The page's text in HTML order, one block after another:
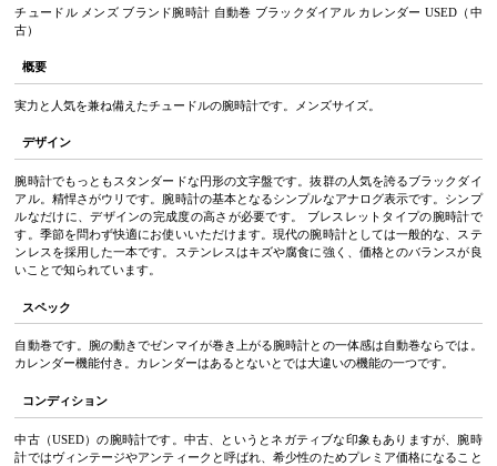
チュードル メンズ ブランド腕時計 自動巻 ブラックダイアル カレンダー USED（中
古）
概要
実力と人気を兼ね備えたチュードルの腕時計です。メンズサイズ。
デザイン
腕時計でもっともスタンダードな円形の文字盤です。抜群の人気を誇るブラックダイ
アル。精悍さがウリです。腕時計の基本となるシンプルなアナログ表示です。シンプ
ルなだけに、デザインの完成度の高さが必要です。 ブレスレットタイプの腕時計で
す。季節を問わず快適にお使いいただけます。現代の腕時計としては一般的な、ステ
ンレスを採用した一本です。ステンレスはキズや腐食に強く、価格とのバランスが良
いことで知られています。
スペック
自動巻です。腕の動きでゼンマイが巻き上がる腕時計との一体感は自動巻ならでは。
カレンダー機能付き。カレンダーはあるとないとでは大違いの機能の一つです。
コンディション
中古（USED）の腕時計です。中古、というとネガティブな印象もありますが、腕時
計ではヴィンテージやアンティークと呼ばれ、希少性のためプレミア価格になること